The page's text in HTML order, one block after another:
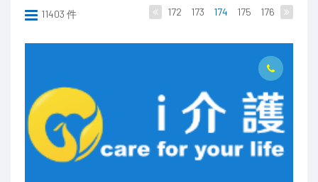
11403 件 172 173 174 175 176